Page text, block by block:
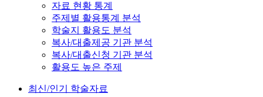
자료 현황 통계
주제별 활용통계 분석
학술지 활용도 분석
복사/대출제공 기관 분석
복사/대출신청 기관 분석
활용도 높은 주제
최신/인기 학술자료